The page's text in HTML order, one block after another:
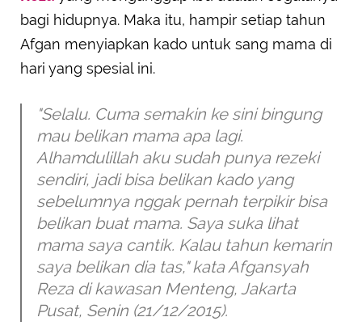
bagi hidupnya. Maka itu, hampir setiap tahun
Afgan menyiapkan kado untuk sang mama di
hari yang spesial ini.
"Selalu. Cuma semakin ke sini bingung
mau belikan mama apa lagi.
Alhamdulillah aku sudah punya rezeki
sendiri, jadi bisa belikan kado yang
sebelumnya nggak pernah terpikir bisa
belikan buat mama. Saya suka lihat
mama saya cantik. Kalau tahun kemarin
saya belikan dia tas," kata Afgansyah
Reza di kawasan Menteng, Jakarta
Pusat, Senin (21/12/2015).